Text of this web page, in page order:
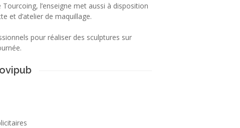
l’enseigne met aussi à disposition
et d’atelier de maquillage.
pour réaliser des sculptures sur